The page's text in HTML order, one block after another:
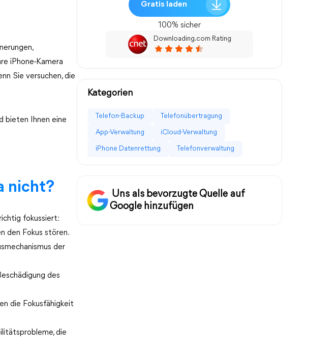
iPhone-Kamera
Sie versuchen, die
bieten Ihnen eine
nicht?
fokussiert:
den Fokus stören.
der
des
die Fokusfähigkeit
die
Gratis laden
100% sicher
Downloading.com Rating
Kategorien
Telefon-Backup Telefonübertragung
App-Verwaltung iCloud-Verwaltung
iPhone Datenrettung Telefonverwaltung
Uns als bevorzugte Quelle auf
Google hinzufügen